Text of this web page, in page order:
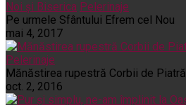
Noi și Biserica Pelerinaje
Pe urmele Sfântului Efrem cel Nou
mai 4, 2017
Pelerinaje
Mănăstirea rupestră Corbii de Piatră
oct. 2, 2016